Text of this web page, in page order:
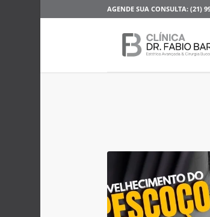
AGENDE SUA CONSULTA: (21)